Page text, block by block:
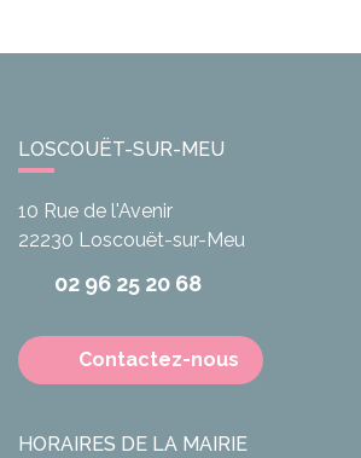
LOSCOUËT-SUR-MEU
10 Rue de l'Avenir
22230 Loscouët-sur-Meu
02 96 25 20 68
Contactez-nous
HORAIRES DE LA MAIRIE